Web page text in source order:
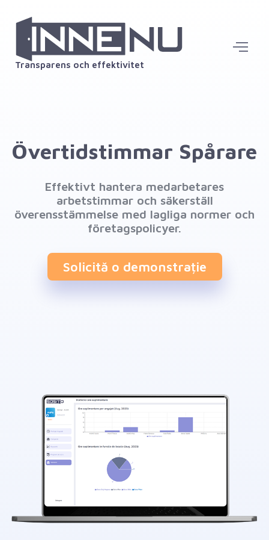
Transparens och effektivitet
Övertidstimmar Spårare
Effektivt hantera medarbetares
arbetstimmar och säkerställ
överensstämmelse med lagliga normer och
företagspolicyer.
Solicită o demonstrație